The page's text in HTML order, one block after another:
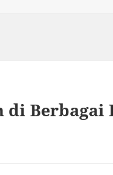
di Berbagai